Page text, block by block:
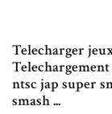
Telecharger
ntsc jap super
smash ...